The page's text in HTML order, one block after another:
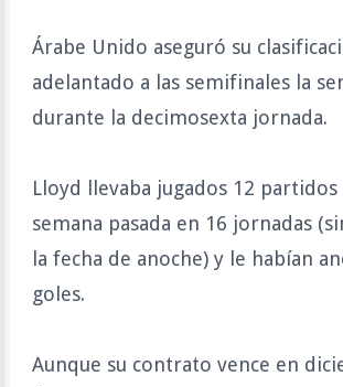
Árabe Unido aseguró su
adelantado a las semifinales la
durante la decimosexta jornada.
Lloyd llevaba jugados 12 partidos
semana pasada en 16 jornadas
la fecha de anoche) y le habían
goles.
Aunque su contrato vence en